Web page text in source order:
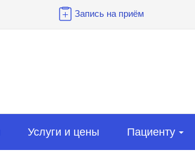
Запись на приём
Услуги и цены Пациенту